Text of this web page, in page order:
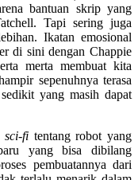
bantuan skrip yang
Tapi sering juga
Ikatan emosional
di sini dengan Chappie
merta membuat kita
sepenuhnya terasa
yang masih dapat
sci-fitentang robot yang
yang bisa dibilang
pembuatannya dari